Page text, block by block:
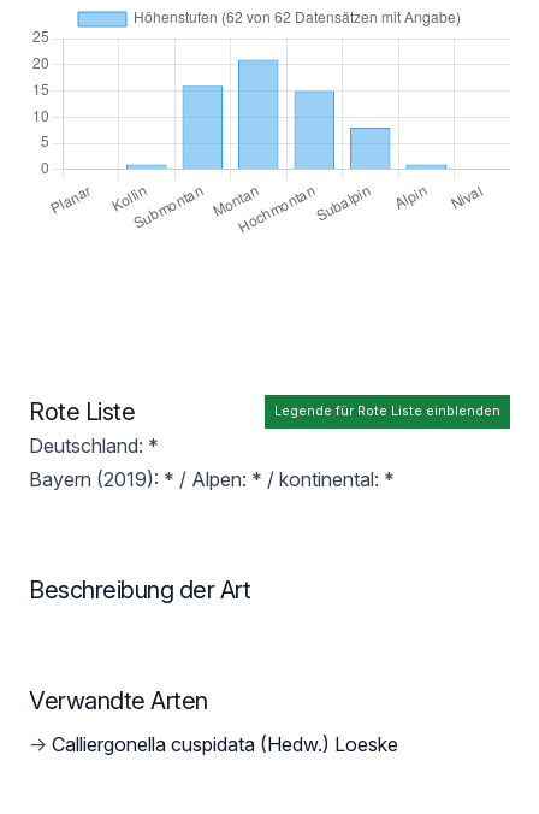
Legende für Rote Liste einblenden
Rote Liste
Deutschland: *
Bayern (2019): * / Alpen: * / kontinental: *
Beschreibung der Art
Verwandte Arten
→ Calliergonella cuspidata (Hedw.) Loeske